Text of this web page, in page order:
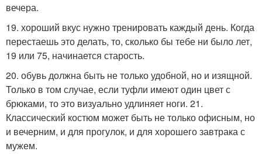
вечера.
19. хороший вкус нужно тренировать каждый день. Когда
перестаешь это делать, то, сколько бы тебе ни было лет,
19 или 75, начинается старость.
20. обувь должна быть не только удобной, но и изящной.
Только в том случае, если туфли имеют один цвет с
брюками, то это визуально удлиняет ноги. 21.
Классический костюм может быть не только офисным, но
и вечерним, и для прогулок, и для хорошего завтрака с
мужем.